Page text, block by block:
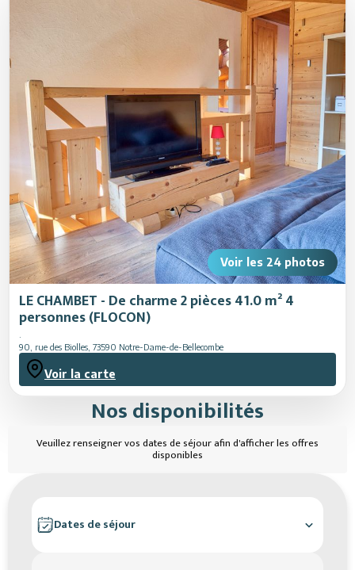
Restaurants
Services
Voir les 24 photos
LE CHAMBET - De charme 2 pièces 41.0 m² 4
personnes (FLOCON)
90, rue des Biolles 73590 Notre-Dame-de-Bellecombe
Voir la carte
Nos disponibilités
Veuillez renseigner vos dates de séjour afin d'afficher les offres
disponibles
Dates de séjour